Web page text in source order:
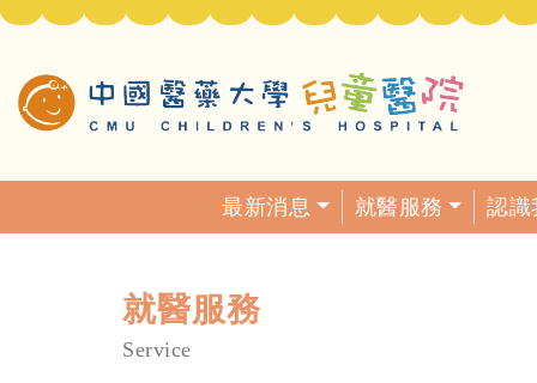
最新消息
就醫服務 認識
就醫服務
Service